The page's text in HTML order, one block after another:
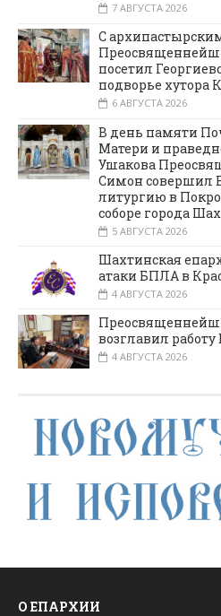
7 АВГУСТА 2026
С
посетил
подворье хутора
6 АВГУСТА 2026
В день памяти
Матери и
Ушакова
Симон совершил
литургию в
соборе города
5 АВГУСТА 2026
Шахтинская
атаки БПЛА в
4 АВГУСТА 2026
возглавил
4 АВГУСТА 2026
О ЕПАРХИИ